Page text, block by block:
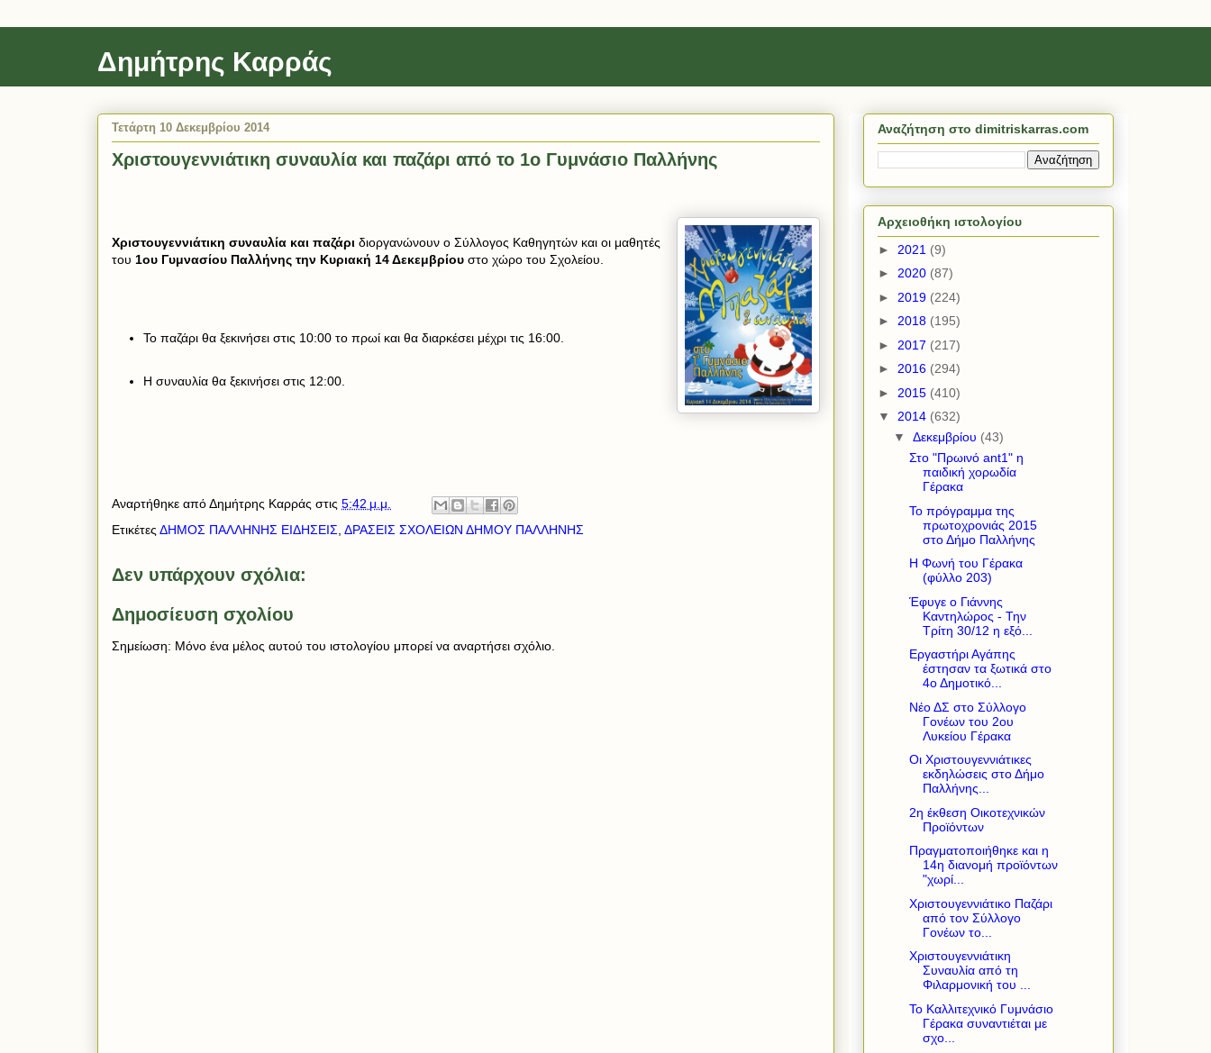
Δημήτρης Καρράς
Τετάρτη 10 Δεκεμβρίου 2014
Χριστουγεννιάτικη συναυλία και παζάρι από το 1ο Γυμνάσιο Παλλήνης
Χριστουγεννιάτικη συναυλία και παζάρι διοργανώνουν ο Σύλλογος Καθηγητών και οι μαθητές
του 1ου Γυμνασίου Παλλήνης την Κυριακή 14 Δεκεμβρίου στο χώρο του Σχολείου.
Το παζάρι θα ξεκινήσει στις 10:00 το πρωί και θα διαρκέσει μέχρι τις 16:00.
Η συναυλία θα ξεκινήσει στις 12:00.
Αναρτήθηκε απόΔημήτρης Καρράς στις 5:42 μ.μ.
Ετικέτες ΔΗΜΟΣ ΠΑΛΛΗΝΗΣ ΕΙΔΗΣΕΙΣ ΔΡΑΣΕΙΣ ΣΧΟΛΕΙΩΝ ΔΗΜΟΥ ΠΑΛΛΗΝΗΣ
Δεν υπάρχουν σχόλια:
Δημοσίευση σχολίου
Σημείωση: Μόνο ένα μέλος αυτού του ιστολογίου μπορεί να αναρτήσει σχόλιο.
Αναζήτηση στο dimitriskarras.com
Αρχειοθήκη ιστολογίου
► 2021 (9)
► 2020 (87)
► 2019 (224)
► 2018 (195)
► 2017 (217)
► 2016 (294)
► 2015 (410)
▼ 2014 (632)
▼ Δεκεμβρίου (43)
Στο "Πρωινό ant1" η
παιδική χορωδία
Γέρακα
Το πρόγραμμα της
πρωτοχρονιάς 2015
στο Δήμο Παλλήνης
Η Φωνή του Γέρακα
(φύλλο 203)
Έφυγε ο Γιάννης
Καντηλώρος - Την
Τρίτη 30/12 η εξό...
Εργαστήρι Αγάπης
έστησαν τα ξωτικά στο
4ο Δημοτικό...
Νέο ΔΣ στο Σύλλογο
Γονέων του 2ου
Λυκείου Γέρακα
Οι Χριστουγεννιάτικες
εκδηλώσεις στο Δήμο
Παλλήνης...
2η έκθεση Οικοτεχνικών
Προϊόντων
Πραγματοποιήθηκε και η
14η διανομή προϊόντων
"χωρί...
Χριστουγεννιάτικο Παζάρι
από τον Σύλλογο
Γονέων το...
Χριστουγεννιάτικη
Συναυλία από τη
Φιλαρμονική του ...
Το Καλλιτεχνικό Γυμνάσιο
Γέρακα συναντιέται με
σχο...